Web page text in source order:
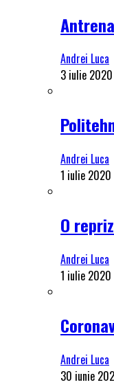
Andrei Luca
3 iulie 2020
Andrei Luca
1 iulie 2020
O
Andrei Luca
1 iulie 2020
Andrei Luca
30 iunie